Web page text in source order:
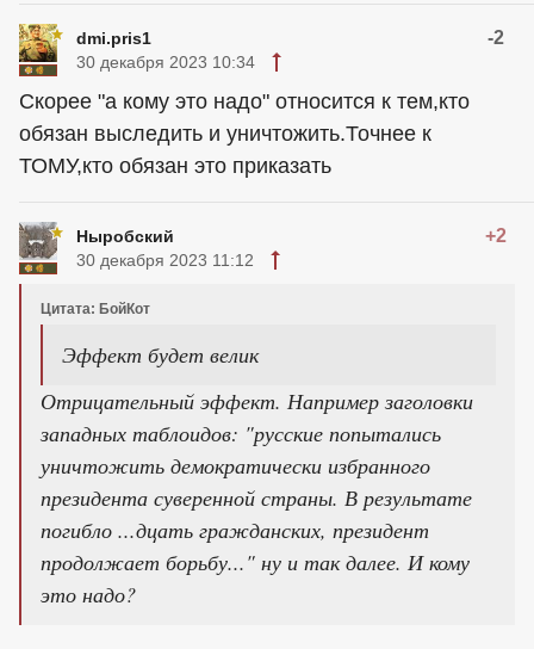
dmi.pris1 -2
30 декабря 2023 10:34
Скорее "а кому это надо" относится к тем,кто
обязан выследить и уничтожить.Точнее к
ТОМУ,кто обязан это приказать
Ныробский +2
30 декабря 2023 11:12
Цитата: БойКот
Эффект будет велик
Отрицательный эффект. Например заголовки
западных таблоидов: "русские попытались
уничтожить демократически избранного
президента суверенной страны. В результате
погибло ...дцать гражданских, президент
продолжает борьбу..." ну и так далее. И кому
это надо?